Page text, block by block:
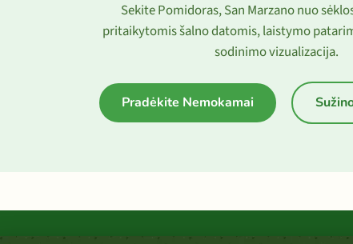
Sekite Pomidoras, San Marzano nuo
pritaikytomis šalno datomis, laistymo
sodinimo vizualizacija.
Pradėkite Nemokamai